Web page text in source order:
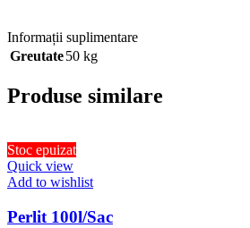
Informații suplimentare
Greutate50 kg
Produse similare
Stoc epuizat
Quick view
Add to wishlist
Perlit 100l/Sac